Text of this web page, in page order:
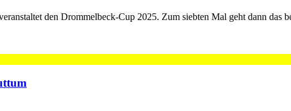
den Drommelbeck-Cup 2025. Zum siebten Mal geht dann